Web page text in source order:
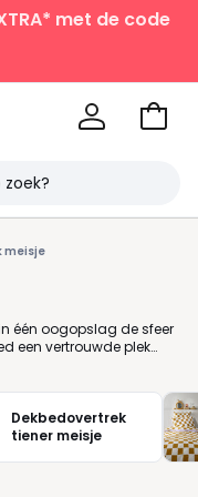
met de code
Naar
meisje
één oogopslag de sfeer
een vertrouwde plek
fris opstaat. Bij
bij elke leeftijd en
eenvoudig iets kiest dat
op wat voor jullie
aan en is makkelijk in
Mousseline oogt
Dekbedovertrek
tiener meisje